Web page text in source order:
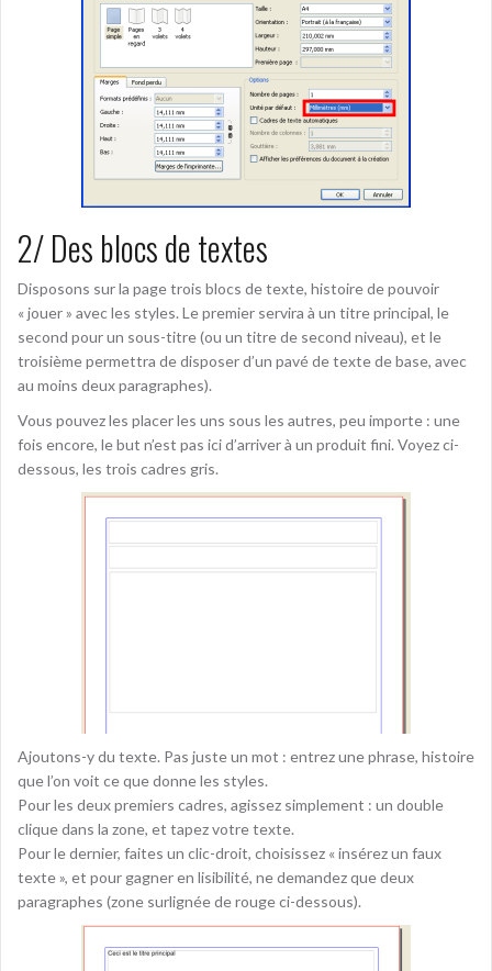
2/ Des blocs de textes
Disposons sur la page trois blocs de texte, histoire de pouvoir
« jouer » avec les styles. Le premier servira à un titre principal, le
second pour un sous-titre (ou un titre de second niveau), et le
troisième permettra de disposer d’un pavé de texte de base, avec
au moins deux paragraphes).
Vous pouvez les placer les uns sous les autres, peu importe : une
fois encore, le but n’est pas ici d’arriver à un produit fini. Voyez ci-
dessous, les trois cadres gris.
Ajoutons-y du texte. Pas juste un mot : entrez une phrase, histoire
que l’on voit ce que donne les styles.
Pour les deux premiers cadres, agissez simplement : un double
clique dans la zone, et tapez votre texte.
Pour le dernier, faites un clic-droit, choisissez « insérez un faux
texte », et pour gagner en lisibilité, ne demandez que deux
paragraphes (zone surlignée de rouge ci-dessous).